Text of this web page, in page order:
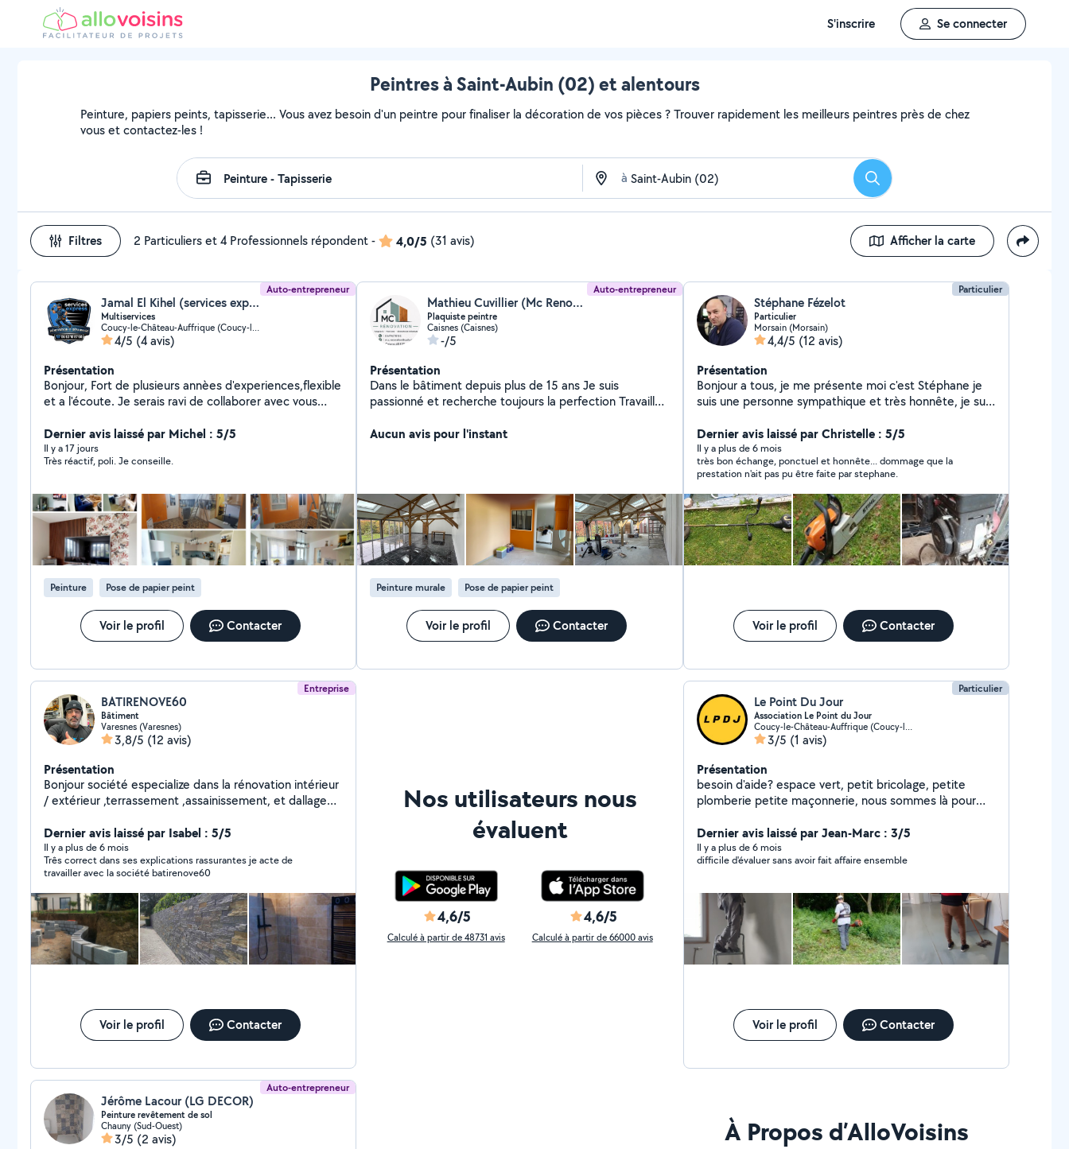
S'inscrire Se connecter
Peintres à Saint-Aubin (02) et alentours
Peinture, papiers peints, tapisserie... Vous avez besoin d'un peintre pour finaliser la décoration de vos pièces ? Trouver rapidement les meilleurs peintres près de chez
vous et contactez-les !
à Rechercher
Filtres 2 Particuliers et 4 Professionnels répondent- 4,0/5 (31 avis) Afficher la carte
Auto-entrepreneur
Jamal El Kihel (services express)
Multiservices
Coucy-le-Château-Auffrique (Coucy-le-Château-Auffrique)
4/5 (4 avis)
Présentation
Bonjour, Fort de plusieurs annèes d'experiences,flexible
et a l'écoute. Je serais ravi de collaborer avec vous
de qualité tout en respectant vos lieux. La satisfaction
de mes clients reste ma prioritè. N'hesitez pas a
prendre contact avec moi pour plus de
Dernier avis laissé par Michel : 5/5
Il y a 17 jours
Très réactif, poli. Je conseille.
Peinture Pose de papier peint
Voir le profil Contacter
Auto-entrepreneur
Mathieu Cuvillier (Mc Renovation)
Plaquiste peintre
Caisnes (Caisnes)
-/5
Présentation
Dans le bâtiment depuis plus de 15 ans Je suis
passionné et recherche toujours la perfection Travaille
Aucun avis pour l'instant
Peinture murale Pose de papier peint
Voir le profil Contacter
Particulier
Stéphane Fézelot
Particulier
Morsain (Morsain)
4,4/5 (12 avis)
Présentation
Bonjour a tous, je me présente moi c'est Stéphane je
suis une personne sympathique et très honnête, je suis
peinture électricité espace vert élagage abattage et
tout travaux de maçonnerie
Dernier avis laissé par Christelle : 5/5
Il y a plus de 6 mois
très bon échange, ponctuel et honnête... dommage que la
prestation n'ait pas pu être faite par stephane.
Voir le profil Contacter
Entreprise
BATIRENOVE60
Bâtiment
Varesnes (Varesnes)
3,8/5 (12 avis)
Présentation
Bonjour société especialize dans la rénovation intérieur
/ extérieur ,terrassement ,assainissement, et dallage
demande,contacter nous et nous réaliserons vous
rêves ,Batirenove60 toujours à côté des clients
Dernier avis laissé par Isabel : 5/5
Il y a plus de 6 mois
Três correct dans ses explications rassurantes je acte de
travailler avec la société batirenove60
Voir le profil Contacter
Nos utilisateurs nous
évaluent
4,6/5
Calculé à partir de 48731 avis
4,6/5
Calculé à partir de 66000 avis
Particulier
Le Point Du Jour
Association Le Point du Jour
Coucy-le-Château-Auffrique (Coucy-le-Château-Auffrique)
3/5 (1 avis)
Présentation
besoin d'aide? espace vert, petit bricolage, petite
plomberie petite maçonnerie, nous sommes là pour
votre service Appeler le 03-23-39-96-81 ou le 07-88-
25-96-38
Dernier avis laissé par Jean-Marc : 3/5
Il y a plus de 6 mois
difficile d'évaluer sans avoir fait affaire ensemble
Voir le profil Contacter
Auto-entrepreneur
Jérôme Lacour (LG DECOR)
Peinture revêtement de sol
Chauny (Sud-Ouest)
3/5 (2 avis) À Propos d’AlloVoisins